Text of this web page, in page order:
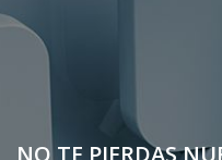
NO TE PIERDAS